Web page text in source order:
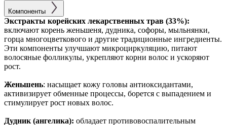
Компоненты
Экстракты корейских лекарственных трав (33%):
включают корень женьшеня, дудника, софоры, мыльнянки,
горца многоцветкового и другие традиционные ингредиенты.
Эти компоненты улучшают микроциркуляцию, питают
волосяные фолликулы, укрепляют корни волос и ускоряют
рост.
Женьшень: насыщает кожу головы антиоксидантами,
активизирует обменные процессы, борется с выпадением и
стимулирует рост новых волос.
Дудник (ангелика): обладает противовоспалительным